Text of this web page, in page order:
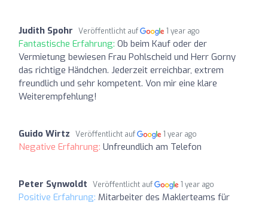
Judith Spohr Veröffentlicht auf 1 year ago
Fantastische Erfahrung: Ob beim Kauf oder der
Vermietung bewiesen Frau Pohlscheid und Herr Gorny
das richtige Händchen. Jederzeit erreichbar, extrem
freundlich und sehr kompetent. Von mir eine klare
Weiterempfehlung!
Guido Wirtz Veröffentlicht auf 1 year ago
Negative Erfahrung: Unfreundlich am Telefon
Peter Synwoldt Veröffentlicht auf 1 year ago
Positive Erfahrung: Mitarbeiter des Maklerteams für